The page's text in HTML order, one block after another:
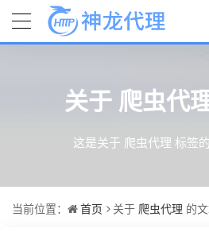
关于 爬虫代
这是关于 爬虫代理 标签
当前位置： 首页 关于 爬虫代理 的